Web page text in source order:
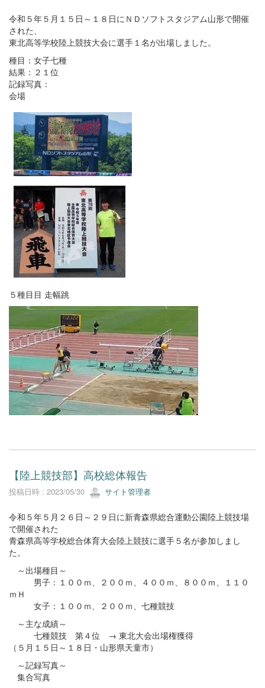
令和５年５月１５日～１８日にＮＤソフトスタジアム山形で開催
された、
東北高等学校陸上競技大会に選手１名が出場しました。
種目：女子七種
結果：２１位
記録写真：
会場
５種目目 走幅跳
【陸上競技部】高校総体報告
投稿日時 : 2023/05/30 サイト管理者
令和５年５月２６日～２９日に新青森県総合運動公園陸上競技場
で開催された
青森県高等学校総合体育大会陸上競技に選手５名が参加しまし
た。
～出場種目～
男子：１００ｍ、２００ｍ、４００ｍ、８００ｍ、１１０
ｍＨ
女子：１００ｍ、２００ｍ、七種競技
～主な成績～
七種競技 第４位 → 東北大会出場権獲得
（５月１５日～１８日・山形県天童市）
～記録写真～
集合写真